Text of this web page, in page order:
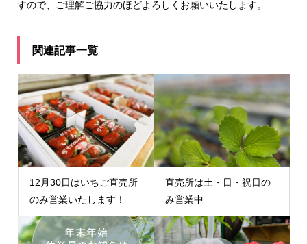
すので、ご理解ご協力のほどよろしくお願いいたします。
関連記事一覧
12月30日はいちご直売所
のみ営業いたします！
直売所は土・日・祝日の
み営業中